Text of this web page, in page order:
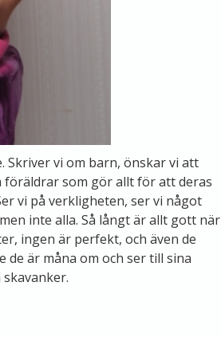
Skriver vi om barn, önskar vi att
föräldrar som gör allt för att deras
vi på verkligheten, ser vi något
inte alla. Så långt är allt gott när
ingen är perfekt, och även de
är måna om och ser till sina